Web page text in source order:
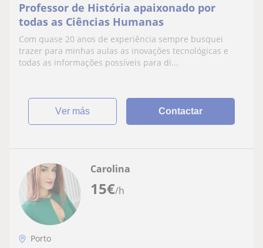
Professor de História apaixonado por
todas as Ciências Humanas
Com quase 20 anos de experiência sempre busquei
trazer para minhas aulas as inovações tecnológicas e
todas as informações possíveis para di...
ver más Contactar
15€/h
Carolina
Porto